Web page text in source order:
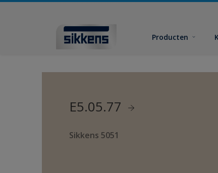
Producten
E5.05.77
Sikkens 5051